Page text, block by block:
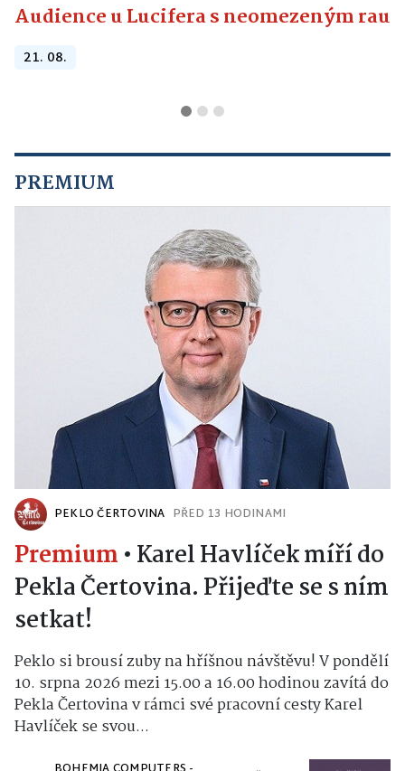
Audience u Lucifera s neomezeným
21. 08.
PREMIUM
PEKLO ČERTOVINA PŘED 13 HODINAMI
Premium • Karel Havlíček míří do
Pekla Čertovina. Přijeďte se s ním
setkat!
Peklo si brousí zuby na hříšnou návštěvu! V pondělí
10. srpna 2026 mezi 15.00 a 16.00 hodinou zavítá do
Pekla Čertovina v rámci své pracovní cesty Karel
Havlíček se svou...